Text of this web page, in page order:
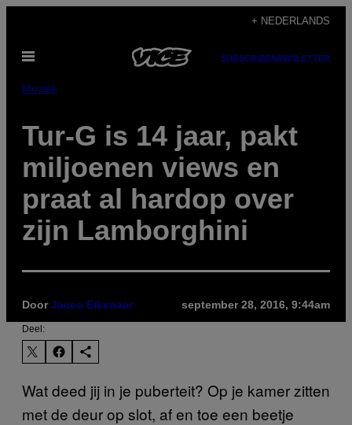
de
inhoud
+ NEDERLANDS
Open
SUBSCRIBENEWSLETTER
Muziek
Tur-G is 14 jaar, pakt
miljoenen views en
praat al hardop over
zijn Lamborghini
DoorJacco Eikenaar september 28, 2016, 9:44am
Deel:
Wat deed jij in je puberteit? Op je kamer zitten
met de deur op slot, af en toe een beetje